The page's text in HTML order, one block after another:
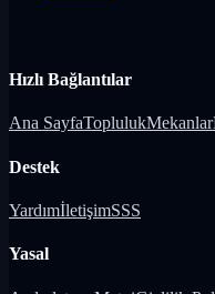
Hızlı Bağlantılar
Ana SayfaToplulukMekanlar
Destek
YardımİletişimSSS
Yasal